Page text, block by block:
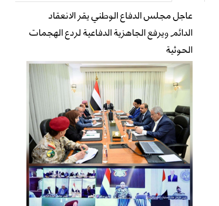
عاجل مجلس الدفاع الوطني يقر الانعقاد
الدائم ويرفع الجاهزية الدفاعية لردع الهجمات
الحوثية